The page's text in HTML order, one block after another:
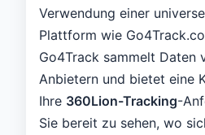
Verwendung einer
Plattform wie
Go4Track sammelt Daten
Anbietern und bietet eine
Ihre 360Lion-Tracking-
Sie bereit zu sehen, wo